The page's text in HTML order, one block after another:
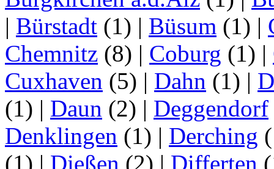
| Bürstadt (1) | Büsum (1) |
Chemnitz (8) | Coburg (1) |
Cuxhaven (5) | Dahn (1) |
(1) | Daun (2) | Deggendorf
Denklingen (1) | Derching
(1) | Dießen (2) | Differten